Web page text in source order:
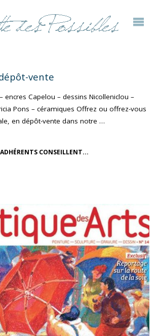
vente
encres Capelou – dessins Nicolleniclou –
Pons – céramiques Offrez ou offrez-vous
en dépôt-vente dans notre …
ADHÉRENTS CONSEILLENT...